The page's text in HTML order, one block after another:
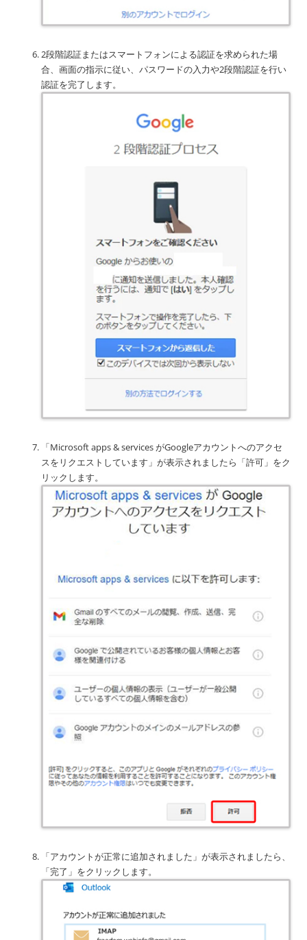
2段階認証またはスマートフォンによる認証を求められた場
合、画面の指示に従い、パスワードの入力や2段階認証を行い
認証を完了します。
「Microsoft apps & services がGoogleアカウントへのアクセ
スをリクエストしています」が表示されましたら「許可」をク
リックします。
「アカウントが正常に追加されました」が表示されましたら、
「完了」をクリックします。